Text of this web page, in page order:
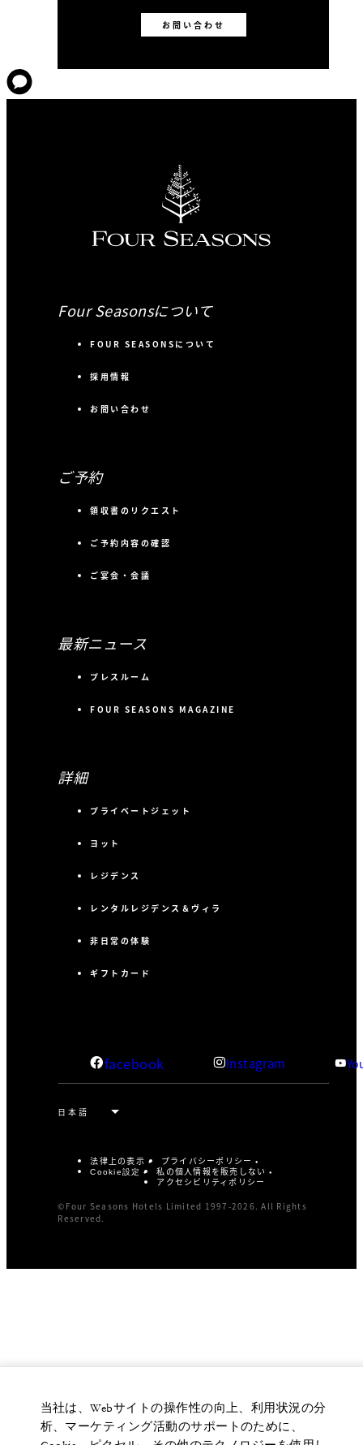
お問い合わせ
Four Seasonsについて
FOUR SEASONSについて
採用情報
お問い合わせ
ご予約
領収書のリクエスト
ご予約内容の確認
ご宴会・会議
最新ニュース
プレスルーム
FOUR SEASONS MAGAZINE
詳細
プライベートジェット
ヨット
レジデンス
レンタルレジデンス＆ヴィラ
非日常の体験
ギフトカード
facebook Instagram
法律上の表示 プライバシーポリシー
Cookie設定
私の個人情報を販売しない
アクセシビリティポリシー
©Four Seasons Hotels Limited 1997-2026. All Rights
Reserved.
当社は、Webサイトの操作性の向上、利用状況の分
析、マーケティング活動のサポートのために、